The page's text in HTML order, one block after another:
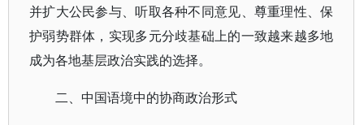
并扩大公民参与、听取各种不同意见、尊重理性、保
护弱势群体，实现多元分歧基础上的一致越来越多地
成为各地基层政治实践的选择。
二、中国语境中的协商政治形式